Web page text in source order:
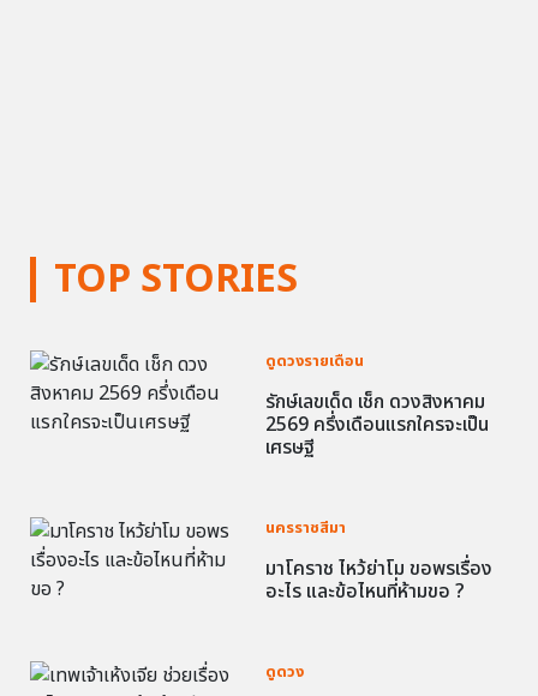
TOP STORIES
ดูดวงรายเดือน
รักษ์เลขเด็ด เช็ก ดวงสิงหาคม
2569 ครึ่งเดือนแรกใครจะเป็น
เศรษฐี
นครราชสีมา
มาโคราช ไหว้ย่าโม ขอพรเรื่อง
อะไร และข้อไหนที่ห้ามขอ ?
ดูดวง